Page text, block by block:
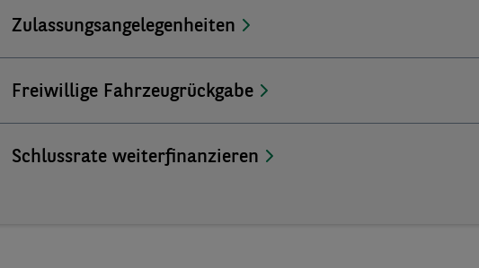
Zulassungsangelegenheiten
Freiwillige Fahrzeugrückgabe
Schlussrate weiterfinanzieren